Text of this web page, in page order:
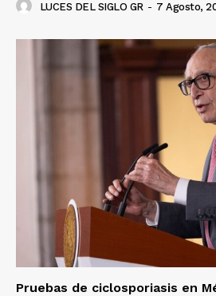
Luces
Del
LUCES DEL SIGLO GR - 7 Agosto,
Pruebas de ciclosporiasis en